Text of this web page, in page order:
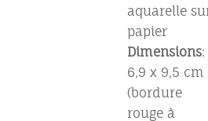
aquarelle
papier
Dimensions:
6,9 x 9,5 cm
(bordure
rouge à